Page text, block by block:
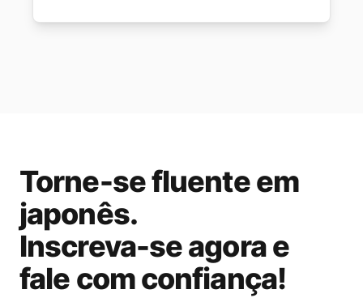
Torne-se fluente em
japonês.
Inscreva-se agora e
fale com confiança!